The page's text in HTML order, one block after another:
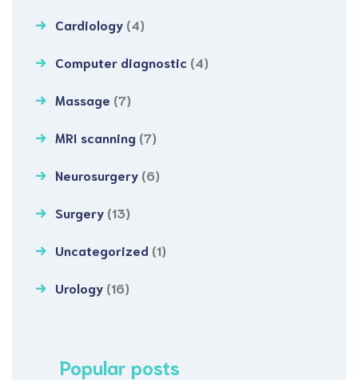
Cardiology (4)
Computer diagnostic (4)
Massage (7)
MRI scanning (7)
Neurosurgery (6)
Surgery (13)
Uncategorized (1)
Urology (16)
Popular posts